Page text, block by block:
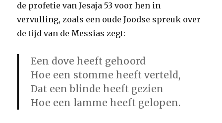
de profetie van Jesaja 53 voor hen in
vervulling, zoals een oude Joodse spreuk over
de tijd van de Messias zegt:
Een dove heeft gehoord
Hoe een stomme heeft verteld,
Dat een blinde heeft gezien
Hoe een lamme heeft gelopen.